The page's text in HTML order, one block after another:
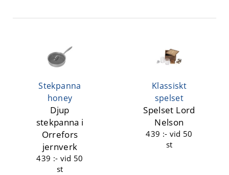
Stekpanna
honey
Djup
stekpanna i
Orrefors
jernverk
439 :- vid 50
st
Klassiskt
spelset
Spelset Lord
Nelson
439 :- vid 50
st